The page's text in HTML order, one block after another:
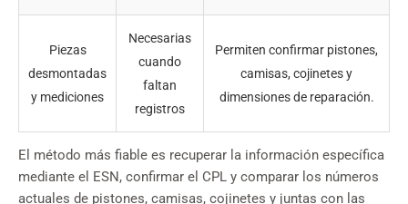
Piezas
desmontadas
y mediciones
Necesarias
cuando
faltan
registros
Permiten confirmar pistones,
camisas, cojinetes y
dimensiones de reparación.
El método más fiable es recuperar la información específica
mediante el ESN, confirmar el CPL y comparar los números
actuales de pistones, camisas, cojinetes y juntas con las